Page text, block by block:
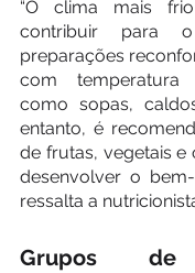
“O clima mais
contribuir para
preparações
com temperatura
como sopas,
entanto, é
de frutas, vegetais e
desenvolver o
ressalta a
Grupos de